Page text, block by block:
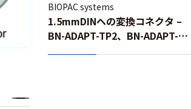
BIOPAC systems
1.5mmDINへの変換コネクタ –
BN-ADAPT-TP2、BN-ADAPT-